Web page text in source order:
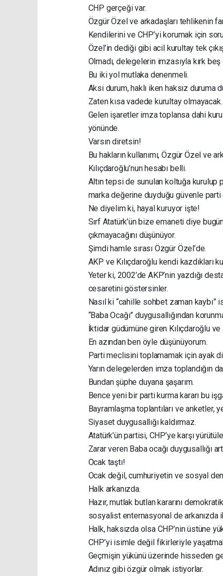
CHP gerçeği var.
Özgür Özel ve arkadaşları tehlikenin
Kendilerini ve CHP’yi korumak için
Özel’in dediği gibi acil kurultay tek
Olmadı, delegelerin imzasıyla kırk
Bu iki yol mutlaka denenmeli.
Aksi durum, haklı iken haksız duruma
Zaten kısa vadede kurultay olmayacak.
Gelen işaretler imza toplansa dahi
yönünde.
Varsın diretsin!
Bu hakların kullanımı, Özgür Özel ve
Kılıçdaroğlu’nun hesabı belli.
Altın tepsi de sunulan koltuğa kurulup
marka değerine duyduğu güvenle
Ne diyelim ki, hayal kuruyor işte!
Sırf Atatürk’ün bize emaneti diye
çıkmayacağını düşünüyor.
Şimdi hamle sırası Özgür Özel’de.
AKP ve Kılıçdaroğlu kendi kazdıkları
Yeter ki, 2002’de AKP’nin yazdığı
cesaretini göstersinler.
Nasıl ki “cahille sohbet zaman
“Baba Ocağı” duygusallığından
İktidar güdümüne giren Kılıçdaroğlu
En azından ben öyle düşünüyorum.
Parti meclisini toplamamak için ayak
Yarın delegelerden imza toplandığın
Bundan şüphe duyana şaşarım.
Bence yeni bir parti kurma kararı bu
Bayramlaşma toplantıları ve anketler,
Siyaset duygusallığı kaldırmaz.
Atatürk’ün partisi, CHP’ye karşı
Zarar veren Baba ocağı duygusallığı
Ocak taştı!
Ocak değil, cumhuriyetin ve sosyal
Halk arkanızda.
Hazır, mutlak butlan kararını
sosyalist enternasyonal de arkanızda
Halk, haksızda olsa CHP’nin üstüne
CHP’yi isimle değil fikirleriyle
Geçmişin yükünü üzerinde hisseden
Adınız gibi özgür olmak istiyorlar.